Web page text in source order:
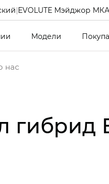
|EVOLUTE Мэйджор
Модели
нас